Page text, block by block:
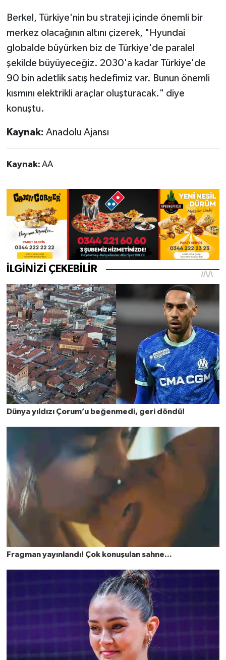
Berkel, Türkiye'nin bu strateji içinde önemli bir
merkez olacağının altını çizerek, "Hyundai
globalde büyürken biz de Türkiye'de paralel
şekilde büyüyeceğiz. 2030'a kadar Türkiye'de
90 bin adetlik satış hedefimiz var. Bunun önemli
kısmını elektrikli araçlar oluşturacak." diye
konuştu.
Kaynak: Anadolu Ajansı
Kaynak: AA